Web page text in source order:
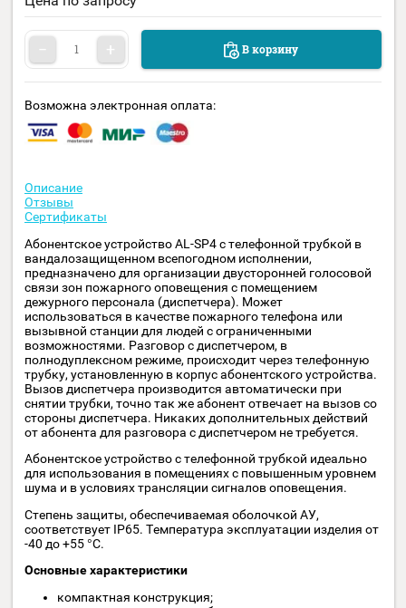
Производитель:
Статус товаров Уточнить наличие
Цена по запросу
Возможна электронная оплата:
Описание
Отзывы
Сертификаты
Абонентское устройство AL-SP4 с телефонной трубкой в
вандалозащищенном всепогодном исполнении,
предназначено для организации двусторонней
связи зон пожарного оповещения с помещением
дежурного персонала (диспетчера). Может
использоваться в качестве пожарного телефона или
вызывной станции для людей с ограниченными
полнодуплексном режиме, происходит через
трубку, установленную в корпус абонентского
Вызов диспетчера производится автоматически при
снятии трубки, точно так же абонент отвечает на вызов
стороны диспетчера. Никаких дополнительных
от абонента для разговора с диспетчером не требуется.